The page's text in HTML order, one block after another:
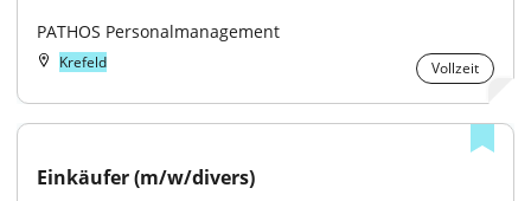
PATHOS Personalmanagement
Krefeld Vollzeit
Einkäufer (m/w/divers)